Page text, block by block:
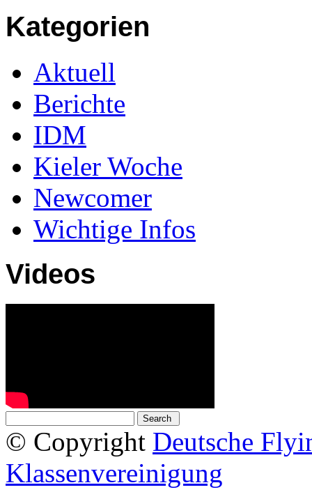
Kategorien
Aktuell
Berichte
IDM
Kieler Woche
Newcomer
Wichtige Infos
Videos
© Copyright Deutsche
Klassenvereinigung